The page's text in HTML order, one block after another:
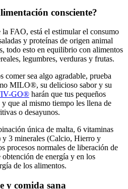
consciente?
FAO, está el estimular el consumo
y proteínas de origen animal
todo esto en equilibrio con alimentos
legumbres, verduras y frutas.
comer sea algo agradable, prueba
MILO®, su delicioso sabor y su
GO® harán que tus pequeños
que al mismo tiempo les llena de
o desayunos.
única de malta, 6 vitaminas
3 minerales (Calcio, Hierro y
procesos normales de liberación de
de energía y en los
de los alimentos.
y comida sana